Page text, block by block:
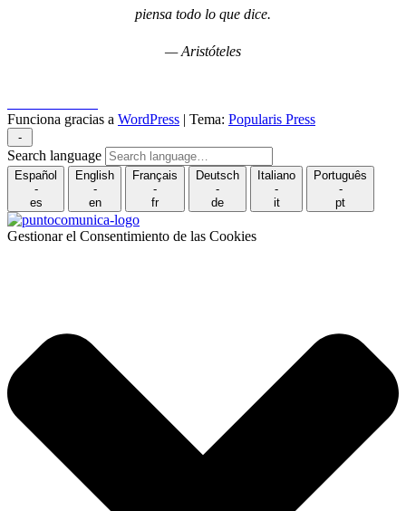
piensa todo lo que dice.
— Aristóteles
Funciona gracias a WordPress | Tema: Popularis Press
-
Search language
Español
-
es
English
-
en
Français
-
fr
Deutsch
-
de
Italiano
-
it
Português
-
pt
Gestionar el Consentimiento de las Cookies